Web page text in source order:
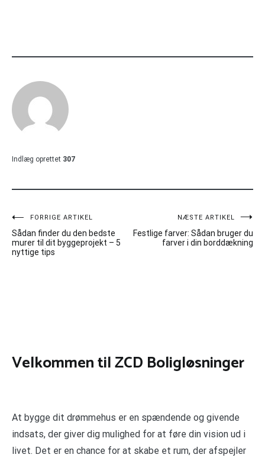
Indlæg oprettet 307
Indlægsnavigation
FORRIGE ARTIKEL
Sådan finder du den bedste
murer til dit byggeprojekt – 5
nyttige tips
NÆSTE ARTIKEL
Festlige farver: Sådan bruger du
farver i din borddækning
Velkommen til ZCD Boligløsninger
At bygge dit drømmehus er en spændende og givende
indsats, der giver dig mulighed for at føre din vision ud i
livet. Det er en chance for at skabe et rum, der afspejler